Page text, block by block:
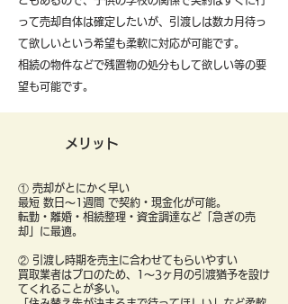
って売却自体は確定したいが、引渡しは数カ月待っ
て欲しいという希望も柔軟に対応が可能です。
​相続の物件などで残置物の処分もして欲しい等の要
望も可能です。
メリット
① 売却がとにかく早い
最短 数日〜1週間 で契約・現金化が可能。
転勤・離婚・相続整理・資金調達など「急ぎの売
却」に最適。
② 引渡し時期を売主に合わせてもらいやすい
買取業者はプロのため、1〜3ヶ月の引渡猶予を設け
てくれることが多い。